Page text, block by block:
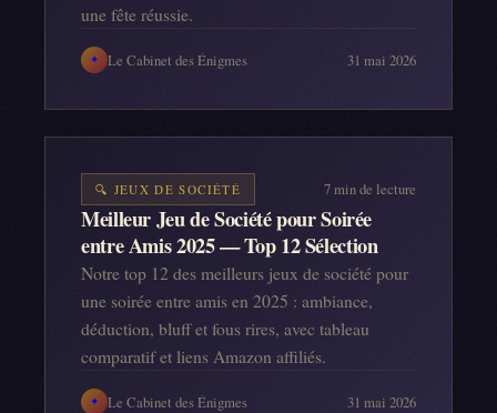
une fête réussie.
✦ Le Cabinet des Énigmes 31 mai 2026
🔍 JEUX DE SOCIÉTÉ 7min de lecture
Meilleur Jeu de Société pour Soirée
entre Amis 2025 — Top 12 Sélection
Notre top 12 des meilleurs jeux de société pour
une soirée entre amis en 2025 : ambiance,
déduction, bluff et fous rires, avec tableau
comparatif et liens Amazon affiliés.
✦ Le Cabinet des Énigmes 31 mai 2026